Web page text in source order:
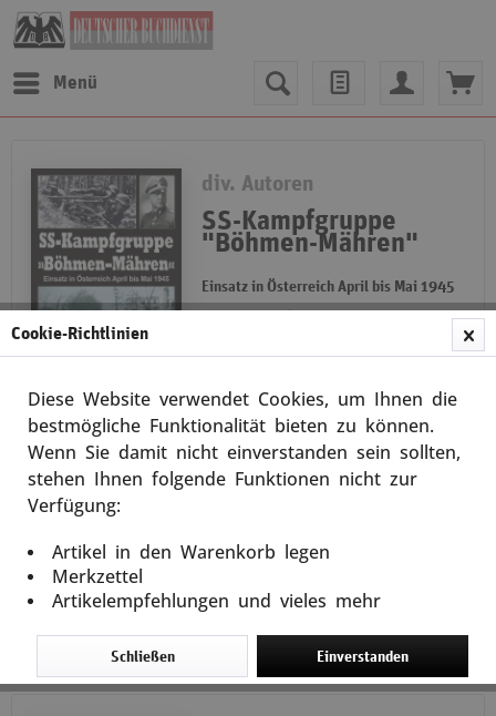
Menü
Merken
div. Autoren
SS-Kampfgruppe
"Böhmen-Mähren"
Einsatz in Österreich April bis Mai 1945
Einsatz in Österreich April bis Mai
die Rote Armee Österreich.
für die Reichsverteidigung
rekrutiert. In diesem...
Cookie-Richtlinien
Diese Website verwendet Cookies, um Ihnen die
bestmögliche Funktionalität bieten zu können.
Wenn Sie damit nicht einverstanden sein sollten,
stehen Ihnen folgende Funktionen nicht zur
Verfügung:
Artikel in den Warenkorb legen
Merkzettel
Artikelempfehlungen und vieles mehr
Einverstanden
Schließen